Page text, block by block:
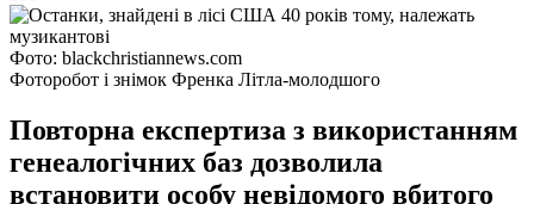
Фото: blackchristiannews.com
Фоторобот і знімок Френка Літла-молодшого
Повторна експертиза з використанням
генеалогічних баз дозволила
встановити особу невідомого вбитого